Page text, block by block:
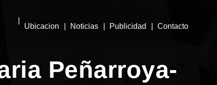
Ubicacion Noticias Publicidad Contacto
Peñarroya-